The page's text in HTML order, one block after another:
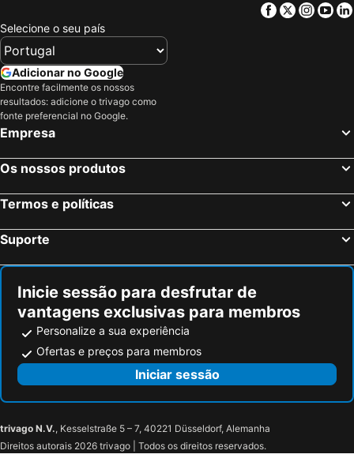
Facebook
Twitter
Selecione o seu país
Adicionar no Google
Encontre facilmente os nossos
resultados: adicione o trivago como
fonte preferencial no Google.
Empresa
Os nossos produtos
Termos e políticas
Suporte
Inicie sessão para desfrutar de
vantagens exclusivas para membros
Personalize a sua experiência
Ofertas e preços para membros
Iniciar sessão
trivago N.V., Kesselstraße 5 – 7, 40221 Düsseldorf, Alemanha
Direitos autorais 2026 trivago | Todos os direitos reservados.